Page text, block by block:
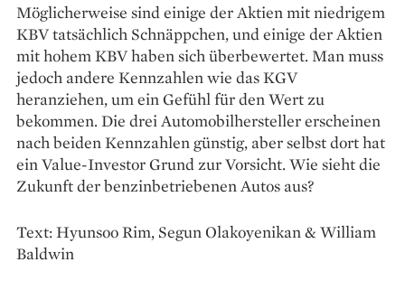
Möglicherweise sind einige der Aktien mit niedrigem
KBV tatsächlich Schnäppchen, und einige der Aktien
mit hohem KBV haben sich überbewertet. Man muss
jedoch andere Kennzahlen wie das KGV
heranziehen, um ein Gefühl für den Wert zu
bekommen. Die drei Automobilhersteller erscheinen
nach beiden Kennzahlen günstig, aber selbst dort hat
ein Value-Investor Grund zur Vorsicht. Wie sieht die
Zukunft der benzinbetriebenen Autos aus?
Text: Hyunsoo Rim, Segun Olakoyenikan & William
Baldwin